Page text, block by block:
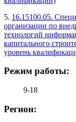
5. 16.15100.05.
организации по
технологий
капитального
уровень
Режим работы:
9-18
Регион: